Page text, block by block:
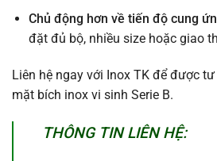
Chủ động hơn về tiến độ cung
đặt đủ bộ, nhiều size hoặc giao
Liên hệ ngay với Inox TK để được
mặt bích inox vi sinh Serie B.
THÔNG TIN LIÊN HỆ: